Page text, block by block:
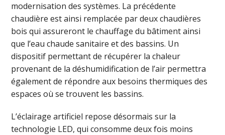
modernisation des systèmes. La précédente
chaudière est ainsi remplacée par deux chaudières
bois qui assureront le chauffage du bâtiment ainsi
que l’eau chaude sanitaire et des bassins. Un
dispositif permettant de récupérer la chaleur
provenant de la déshumidification de l’air permettra
également de répondre aux besoins thermiques des
espaces où se trouvent les bassins.
L’éclairage artificiel repose désormais sur la
technologie LED, qui consomme deux fois moins